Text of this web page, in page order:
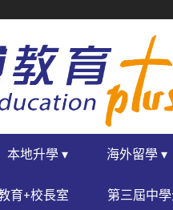
本地升學 ▾ 海外留學 ▾
育+校長室 第三屆中